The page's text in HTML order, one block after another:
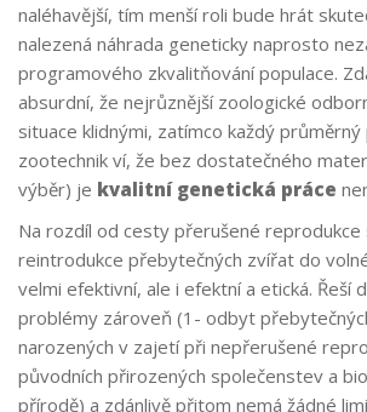
naléhavější, tím menší roli bude hrát
nalezená náhrada geneticky naprosto
programového zkvalitňování populace.
absurdní, že nejrůznější zoologické
situace klidnými, zatímco každý
zootechnik ví, že bez dostatečného
výběr) je kvalitní genetická práce
Na rozdíl od cesty přerušené reprodukce
reintrodukce přebytečných zvířat do
velmi efektivní, ale i efektní a etická. Řeší
problémy zároveň (1- odbyt
narozených v zajetí při nepřerušené
původních přirozených společenstev a
přírodě) a zdánlivě přitom nemá žádné